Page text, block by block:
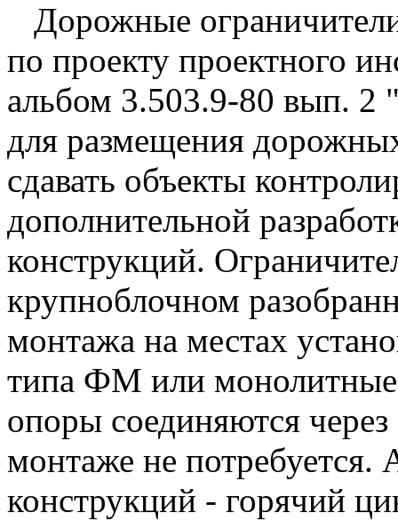
Дорожные
по проекту проектного
альбом 3.503.9-80 вып. 2
для размещения
сдавать объекты
дополнительной
конструкций.
крупноблочном
монтажа на местах
типа ФМ или
опоры соединяются
монтаже не потребуется.
конструкций - горячий